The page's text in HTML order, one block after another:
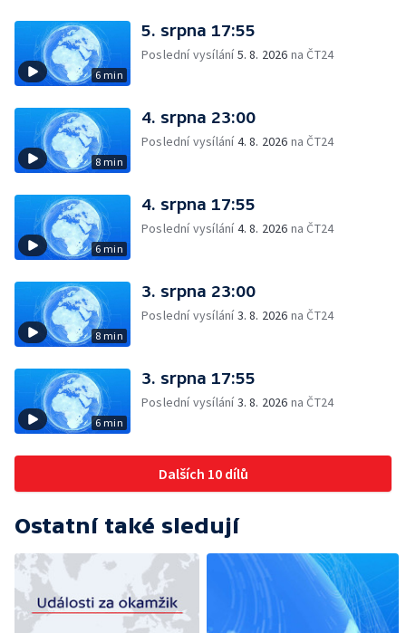
6 min
5. srpna 17:55
Poslední vysílání5. 8. 2026 na ČT24
8 min
4. srpna 23:00
Poslední vysílání4. 8. 2026 na ČT24
6 min
4. srpna 17:55
Poslední vysílání4. 8. 2026 na ČT24
8 min
3. srpna 23:00
Poslední vysílání3. 8. 2026 na ČT24
6 min
3. srpna 17:55
Poslední vysílání3. 8. 2026 na ČT24
Dalších 10 dílů
Ostatní také sledují